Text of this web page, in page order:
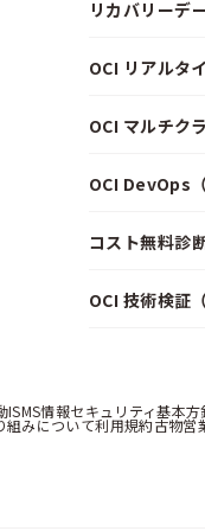
リカバリーデ
OCI リアルタ
OCI マルチク
OCI DevOps
コスト無料診
OCI 技術検証
ISMS情報セキュリティ基本方
組みについて利用規約古物営